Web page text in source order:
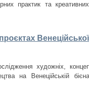
практик та
художніх,
на Венеційській